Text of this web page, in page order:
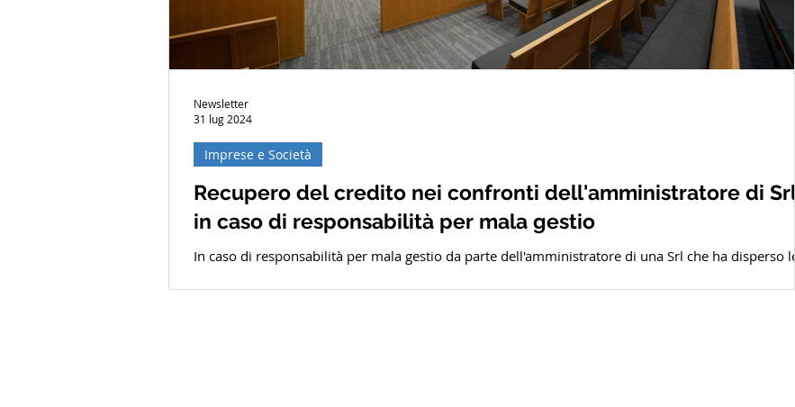
Recupero del credito nei confronti dell'amministratore di Srl
in caso di responsabilità per mala gestio
In caso di responsabilità per mala gestio da parte dell'amministratore di una Srl che ha disperso le
Imprese e Società
Newsletter
31 lug 2024